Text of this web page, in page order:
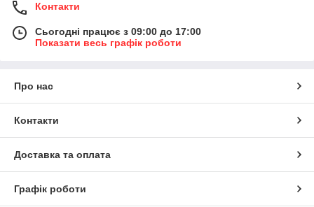
Контакти
Сьогодні працює з 09:00 до 17:00
Показати весь графік роботи
Про нас
Контакти
Доставка та оплата
Графік роботи